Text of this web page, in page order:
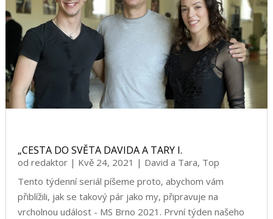
„CESTA DO SVĚTA DAVIDA A TARY I.
od redaktor| Kvě 24, 2021 | David a Tara, Top
Tento týdenní seriál píšeme proto, abychom vám
přiblížili, jak se takový pár jako my, připravuje na
vrcholnou událost - MS Brno 2021. První týden našeho